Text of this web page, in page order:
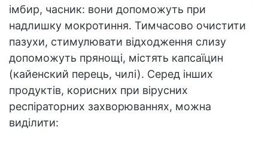
імбир, часник: вони допоможуть при
надлишку мокротиння. Тимчасово очистити
пазухи, стимулювати відходження слизу
допоможуть прянощі, містять капсаїцин
(кайенский перець, чилі). Серед інших
продуктів, корисних при вірусних
респіраторних захворюваннях, можна
виділити: